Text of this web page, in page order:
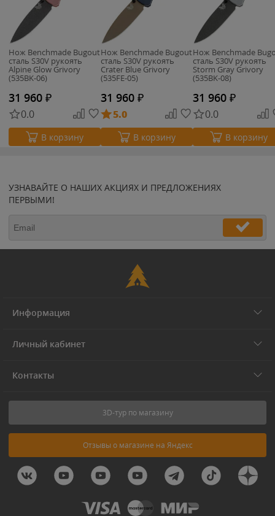
Нож Benchmade Bugout
сталь S30V рукоять
Alpine Glow Grivory
(535BK-06)
31 960 ₽
0.0
В корзину
Нож Benchmade Bugout
сталь S30V рукоять
Crater Blue Grivory
(535FE-05)
31 960 ₽
5.0
В корзину
Нож Benchmade
сталь S30V рукоять
Storm Gray Grivory
(535BK-08)
31 960 ₽
0.0
В корзину
УЗНАВАЙТЕ О НАШИХ АКЦИЯХ И ПРЕДЛОЖЕНИЯХ
ПЕРВЫМИ!
Информация
Личный кабинет
Контакты
3D-тур по магазину
Отзывы о магазине на Яндекс